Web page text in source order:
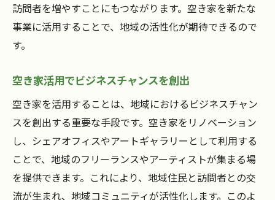
訪問者を増やすことにもつながります。空き家を新たな
事業に活用することで、地域の活性化が期待できるので
す。
空き家活用でビジネスチャンスを創出
空き家を活用することは、地域におけるビジネスチャン
スを創出する重要な手段です。空き家をリノベーション
し、シェアオフィスやアートギャラリーとして利用する
ことで、地域のフリーランスやアーティストが集まる場
を提供できます。これにより、地域住民と訪問者との交
流が生まれ、地域コミュニティが活性化します。このよ